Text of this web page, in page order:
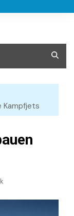
Kampfjets